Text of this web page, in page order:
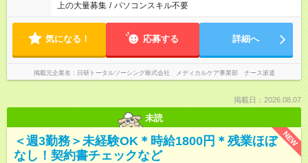
上の大量募集 / パソコンスキル不要
気になる！ 応募する 詳細へ
掲載元企業名 日研トータルソーシング株式会社 メディカルケア事業部 ナース派遣
掲載日：2026.08.07
未読
NEW
＜週3勤務＞未経験OK＊時給1800円＊残業ほぼ
なし！契約書チェックなど